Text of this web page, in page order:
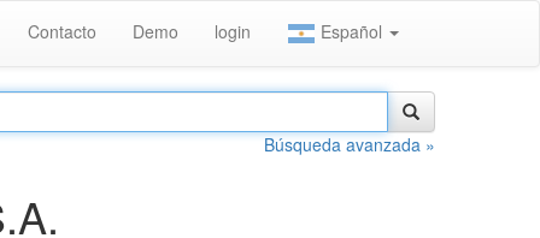
Contacto Demo login Español
Búsqueda avanzada »